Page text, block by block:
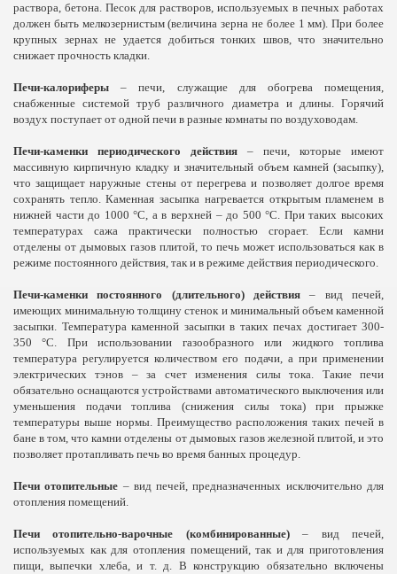
раствора, бетона. Песок для растворов, используемых в печных работах
должен быть мелкозернистым (величина зерна не более 1 мм). При более
крупных зернах не удается добиться тонких швов, что значительно
снижает прочность кладки.
Печи-калориферы – печи, служащие для обогрева помещения,
снабженные системой труб различного диаметра и длины. Горячий
воздух поступает от одной печи в разные комнаты по воздуховодам.
Печи-каменки периодического действия – печи, которые имеют
массивную кирпичную кладку и значительный объем камней (засыпку),
что защищает наружные стены от перегрева и позволяет долгое время
сохранять тепло. Каменная засыпка нагревается открытым пламенем в
нижней части до 1000 °С, а в верхней – до 500 °С. При таких высоких
температурах сажа практически полностью сгорает. Если камни
отделены от дымовых газов плитой, то печь может использоваться как в
режиме постоянного действия, так и в режиме действия периодического.
Печи-каменки постоянного (длительного) действия – вид печей,
имеющих минимальную толщину стенок и минимальный объем каменной
засыпки. Температура каменной засыпки в таких печах достигает 300-
350 °С. При использовании газообразного или жидкого топлива
температура регулируется количеством его подачи, а при применении
электрических тэнов – за счет изменения силы тока. Такие печи
обязательно оснащаются устройствами автоматического выключения или
уменьшения подачи топлива (снижения силы тока) при прыжке
температуры выше нормы. Преимущество расположения таких печей в
бане в том, что камни отделены от дымовых газов железной плитой, и это
позволяет протапливать печь во время банных процедур.
Печи отопительные – вид печей, предназначенных исключительно для
отопления помещений.
Печи отопительно-варочные (комбинированные)– вид печей,
используемых как для отопления помещений, так и для приготовления
пищи, выпечки хлеба, и т. д. В конструкцию обязательно включены